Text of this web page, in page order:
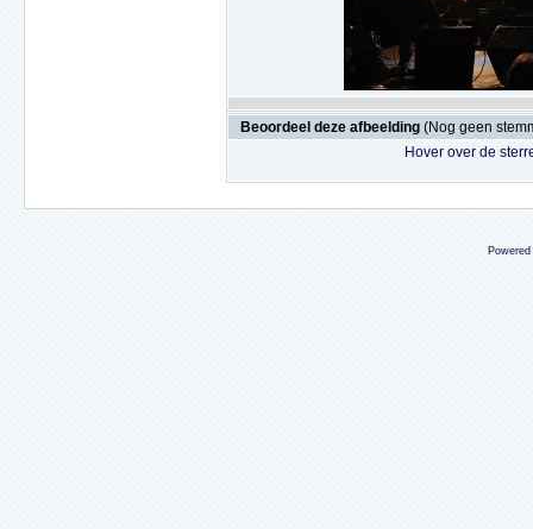
Beoordeel deze afbeelding (Nog geen
Hover over de